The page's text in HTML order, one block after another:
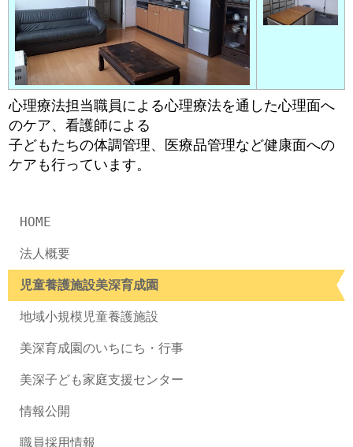
心理療法担当職員による心理療法を通した心理面へ
のケア、看護師による
子どもたちの体調管理、医療品管理など健康面への
ケアも行っています。
HOME
法人概要
児童養護施設美深育成園
地域小規模児童養護施設
美深育成園のいちにち・行事
美深子ども家庭支援センター
情報公開
職員採用情報